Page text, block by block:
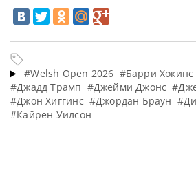
#Welsh Open 2026 #Барри Хокинс
#Джадд Трамп #Джейми Джонс
#Джон Хиггинс #Джордан Браун
#Кайрен Уилсон